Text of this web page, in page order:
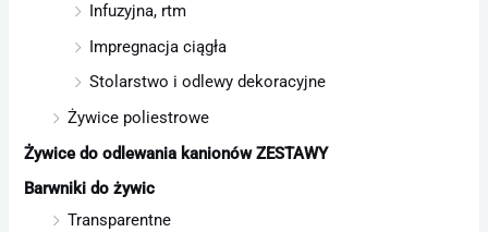
Infuzyjna, rtm
Impregnacja ciągła
Stolarstwo i odlewy dekoracyjne
Żywice poliestrowe
Żywice do odlewania kanionów ZESTAWY
Barwniki do żywic
Transparentne